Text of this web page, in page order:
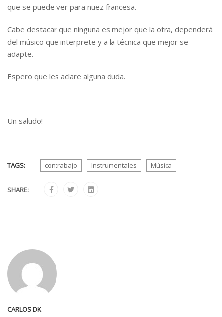
que se puede ver para nuez francesa.
Cabe destacar que ninguna es mejor que la otra, dependerá
del músico que interprete y a la técnica que mejor se
adapte.
Espero que les aclare alguna duda.
Un saludo!
TAGS: contrabajo Instrumentales Música
SHARE:
CARLOS DK